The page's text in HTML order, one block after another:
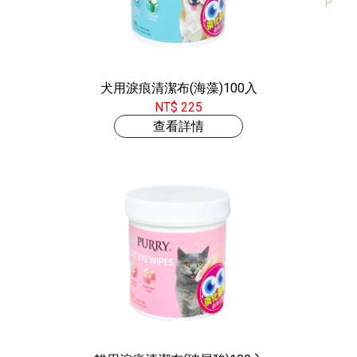
犬用淚痕清潔布(海藻)100入
NT$ 225
查看詳情